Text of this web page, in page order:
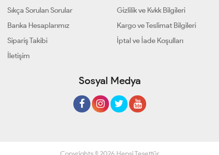
Sıkça Sorulan Sorular
Banka Hesaplarımız
Sipariş Takibi
İletişim
Gizlilik ve Kvkk Bilgileri
Kargo ve Teslimat Bilgileri
İptal ve İade Koşulları
Sosyal Medya